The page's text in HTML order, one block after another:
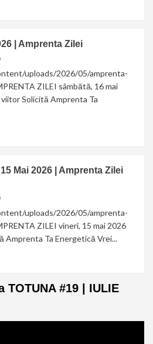
| Amprenta Zilei
uploads/2026/05/amprenta-
ZILEI sâmbătă, 16 mai
Solicită Amprenta Ta
Mai 2026 | Amprenta Zilei
uploads/2026/05/amprenta-
ZILEI vineri, 15 mai 2026
Amprenta Ta Energetică Vrei...
TOTUNA #19 | IULIE